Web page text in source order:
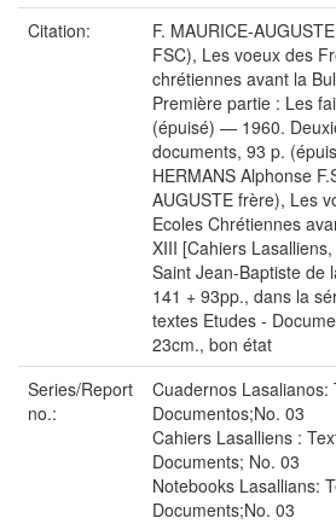
Citation:
F. MAURICE-
FSC), Les voeux des
chrétiennes avant la
Première partie : Les
(épuisé) — 1960.
documents, 93 p.
HERMANS Alphonse
AUGUSTE frère), Les
Ecoles Chrétiennes
XIII [Cahiers
Saint Jean-Baptiste de
141 + 93pp., dans la
textes Etudes -
23cm., bon état
Series/Report
no.:
Cuadernos Lasalianos:
Documentos;No. 03
Cahiers Lasalliens :
Documents; No. 03
Notebooks Lasallians:
Documents;No. 03